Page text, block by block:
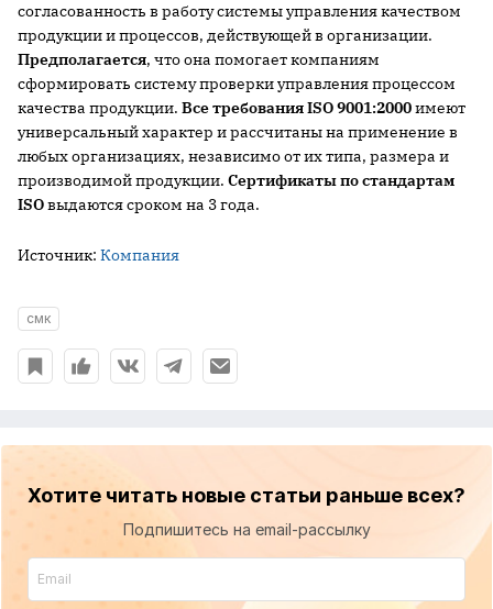
согласованность в работу системы управления качеством
продукции и процессов, действующей в организации.
Предполагается, что она помогает компаниям
сформировать систему проверки управления процессом
качества продукции. Все требованияISO 9001:2000имеют
универсальный характер и рассчитаны на применение в
любых организациях, независимо от их типа, размера и
производимой продукции. Сертификаты по стандартам
ISOвыдаются сроком на 3 года.
Источник: Компания
смк
Хотите читать новые статьи раньше всех?
Подпишитесь на email-рассылку